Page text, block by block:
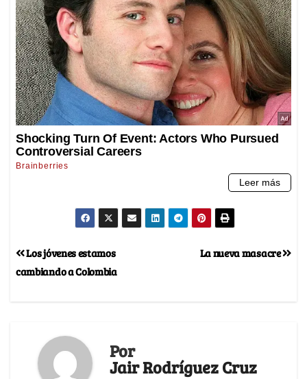
La nueva masacre
Los jóvenes estamos
cambiando a Colombia
Por
Jair Rodríguez Cruz